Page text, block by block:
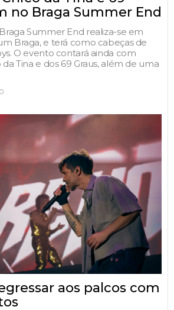
no Braga Summer End
Summer End realiza-se em
Braga, e terá como cabeças de
O evento contará ainda com
Tina e dos 69 Graus, além de uma
aos palcos com